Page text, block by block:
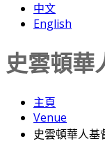
中文
English
史雲頓華
主頁
Venue
史雲頓華人